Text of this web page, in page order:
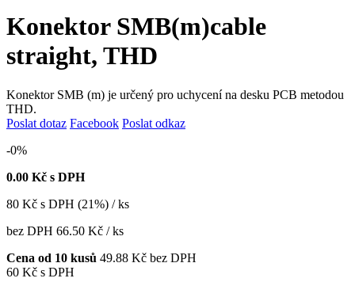
Konektor SMB(m)cable
straight, THD
Konektor SMB (m) je určený pro uchycení na desku PCB metodou
THD.
Poslat dotaz Facebook Poslat odkaz
-0%
0.00 Kč s DPH
80 Kč s DPH (21%) / ks
bez DPH 66.50 Kč / ks
Cena od 10 kusů 49.88 Kč bez DPH
60 Kč s DPH